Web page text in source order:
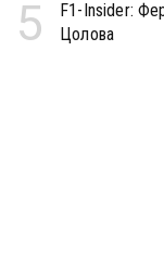
5
F1-Insider:
Цолова